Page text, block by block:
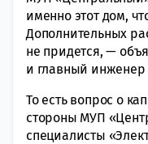
именно этот дом,
Дополнительных
не придется, —
и главный инженер
То есть вопрос о
стороны МУП
специалисты